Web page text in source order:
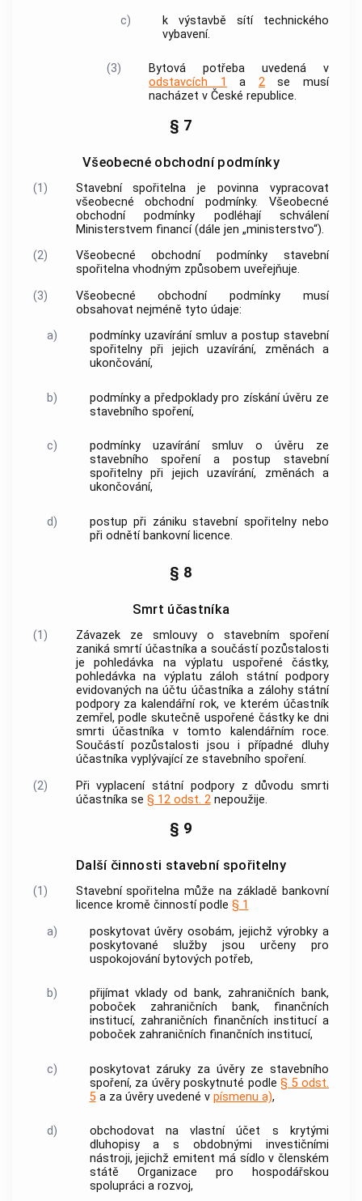
c)
k výstavbě sítí technického
vybavení.
(3)
Bytová potřeba uvedená v
odstavcích 1
a 2se musí
nacházet v České republice.
§ 7
Všeobecné obchodní podmínky
(1)
Stavební spořitelna je povinna vypracovat
všeobecné obchodní podmínky. Všeobecné
obchodní podmínky podléhají schválení
Ministerstvem financí (dále jen „ministerstvo“).
(2)
Všeobecné obchodní podmínky stavební
spořitelna vhodným způsobem uveřejňuje.
(3)
Všeobecné obchodní podmínky musí
obsahovat nejméně tyto údaje:
a)
podmínky uzavírání smluv a postup stavební
spořitelny při jejich uzavírání, změnách a
ukončování,
b)
podmínky a předpoklady pro získání úvěru ze
stavebního spoření,
c)
podmínky uzavírání smluv o úvěru ze
stavebního spoření a postup stavební
spořitelny při jejich uzavírání, změnách a
ukončování,
d)
postup při zániku stavební spořitelny nebo
při odnětí bankovní licence.
§ 8
Smrt účastníka
(1)
Závazek ze smlouvy o stavebním spoření
zaniká smrtí účastníka a součástí pozůstalosti
je pohledávka na výplatu uspořené částky,
pohledávka na výplatu záloh státní podpory
evidovaných na účtu účastníka a zálohy státní
podpory za kalendářní rok, ve kterém účastník
zemřel, podle skutečně uspořené částky ke dni
smrti účastníka v tomto kalendářním roce.
Součástí pozůstalosti jsou i případné dluhy
účastníka vyplývající ze stavebního spoření.
(2)
Při vyplacení státní podpory z důvodu smrti
účastníka se § 12 odst. 2nepoužije.
§ 9
Další činnosti stavební spořitelny
(1)
Stavební spořitelna může na základě bankovní
licence kromě činností podle § 1
a)
poskytovat úvěry osobám, jejichž výrobky a
poskytované služby jsou určeny pro
uspokojování bytových potřeb,
b) přijímat vklady od bank, zahraničních bank,
poboček zahraničních
bank, finančních
institucí, zahraničních finančních institucí a
poboček zahraničních finančních institucí,
c)
poskytovat záruky za úvěry ze stavebního
spoření, za úvěry poskytnuté podle§ 5 odst.
5a za úvěry uvedené v písmenu a),
d)
obchodovat na vlastní účet s krytými
dluhopisy a s obdobnými investičními
nástroji, jejichž emitent má sídlo v členském
státě Organizace pro hospodářskou
spolupráci a rozvoj,